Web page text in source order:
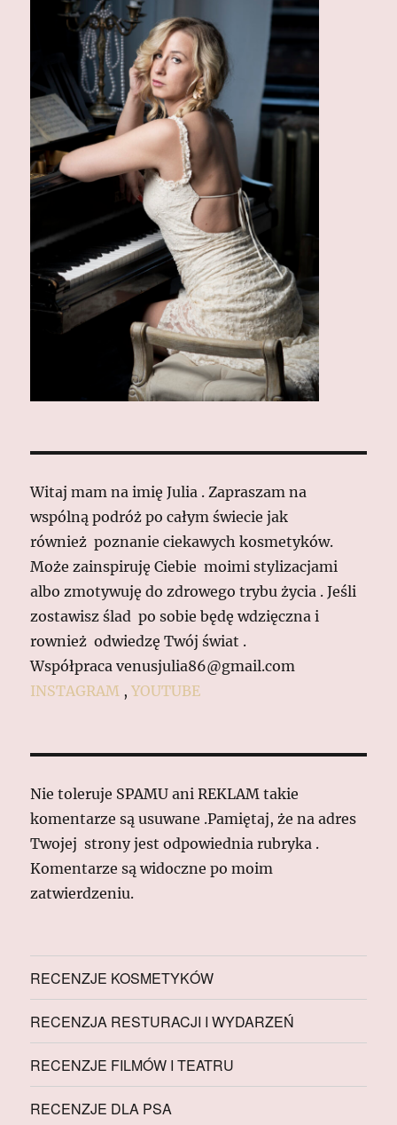
Witaj mam na imię Julia . Zapraszam na
wspólną podróż po całym świecie jak
również poznanie ciekawych kosmetyków.
Może zainspiruję Ciebie moimi stylizacjami
albo zmotywuję do zdrowego trybu życia . Jeśli
zostawisz ślad po sobie będę wdzięczna i
rownież odwiedzę Twój świat .
Współpraca venusjulia86@gmail.com
INSTAGRAM ,YOUTUBE
Nie toleruje SPAMU ani REKLAM takie
komentarze są usuwane .Pamiętaj, że na adres
Twojej strony jest odpowiednia rubryka .
Komentarze są widoczne po moim
zatwierdzeniu.
RECENZJE KOSMETYKÓW
RECENZJA RESTURACJI I WYDARZEŃ
RECENZJE FILMÓW I TEATRU
RECENZJE DLA PSA